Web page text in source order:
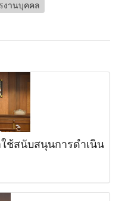
งานบุคคล
ช้สนับสนุนการดำเนิน